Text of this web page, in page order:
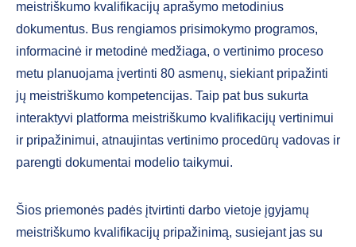
meistriškumo kvalifikacijų aprašymo metodinius
dokumentus. Bus rengiamos prisimokymo programos,
informacinė ir metodinė medžiaga, o vertinimo proceso
metu planuojama įvertinti 80 asmenų, siekiant pripažinti
jų meistriškumo kompetencijas. Taip pat bus sukurta
interaktyvi platforma meistriškumo kvalifikacijų vertinimui
ir pripažinimui, atnaujintas vertinimo procedūrų vadovas ir
parengti dokumentai modelio taikymui.
Šios priemonės padės įtvirtinti darbo vietoje įgyjamų
meistriškumo kvalifikacijų pripažinimą, susiejant jas su